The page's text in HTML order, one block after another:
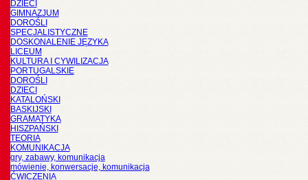
DZIECI
GIMNAZJUM
DOROŚLI
SPECJALISTYCZNE
DOSKONALENIE JĘZYKA
LICEUM
KULTURA I CYWILIZACJA
PORTUGALSKIE
DOROŚLI
DZIECI
KATALOŃSKI
BASKIJSKI
GRAMATYKA
HISZPAŃSKI
TEORIA
KOMUNIKACJA
gry, zabawy, komunikacja
mówienie, konwersacje, komunikacja
ĆWICZENIA